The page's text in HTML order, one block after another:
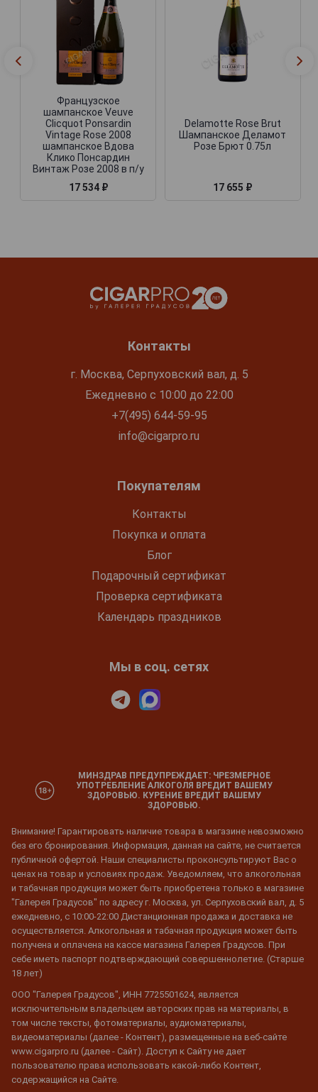
Французское
шампанское Veuve
Clicquot Ponsardin
Vintage Rose 2008
шампанское Вдова
Клико Понсардин
Винтаж Розе 2008 в п/у
17 534 ₽
Delamotte Rose Brut
Шампанское Деламот
Розе Брют 0.75л
17 655 ₽
Контакты
г. Москва, Серпуховский вал, д. 5
Ежедневно с 10:00 до 22:00
+7(495) 644-59-95
info@cigarpro.ru
Покупателям
Контакты
Покупка и оплата
Блог
Подарочный сертификат
Проверка сертификата
Календарь праздников
Мы в соц. сетях
МИНЗДРАВ ПРЕДУПРЕЖДАЕТ: ЧРЕЗМЕРНОЕ
УПОТРЕБЛЕНИЕ АЛКОГОЛЯ ВРЕДИТ ВАШЕМУ
ЗДОРОВЬЮ. КУРЕНИЕ ВРЕДИТ ВАШЕМУ
ЗДОРОВЬЮ.
Внимание! Гарантировать наличие товара в магазине невозможно
без его бронирования. Информация, данная на сайте, не считается
публичной офертой. Наши специалисты проконсультируют Вас о
ценах на товар и условиях продаж. Уведомляем, что алкогольная
и табачная продукция может быть приобретена только в магазине
"Галерея Градусов" по адресу г. Москва, ул. Серпуховский вал, д. 5
ежедневно, с 10:00-22:00 Дистанционная продажа и доставка не
осуществляется. Алкогольная и табачная продукция может быть
получена и оплачена на кассе магазина Галерея Градусов. При
себе иметь паспорт подтверждающий совершеннолетие. (Старше
18 лет)
ООО "Галерея Градусов", ИНН 7725501624, является
исключительным владельцем авторских прав на материалы, в
том числе тексты, фотоматериалы, аудиоматериалы,
видеоматериалы (далее - Контент), размещенные на веб-сайте
www.cigarpro.ru (далее - Сайт). Доступ к Сайту не дает
пользователю права использовать какой-либо Контент,
содержащийся на Сайте.